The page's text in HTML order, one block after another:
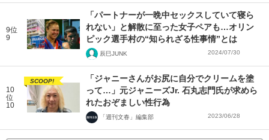
9位
9
「パートナーが一晩中セックスしていて寝ら
れない」と解散に至った女子ペアも…オリン
ピック選手村の“知られざる性事情”とは
辰巳JUNK 2024/07/30
10
位
10
SCOOP!
「ジャニーさんがお尻に自分でクリームを塗
って…」元ジャニーズJr. 石丸志門氏が求めら
れたおぞましい性行為
「週刊文春」編集部 2023/06/28